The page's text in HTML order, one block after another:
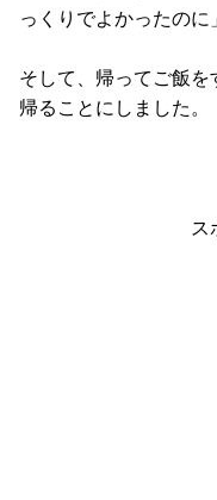
っくりでよかったのに
そして、帰ってご飯
帰ることにしました。
ス